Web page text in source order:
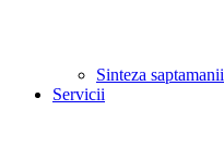
Sinteza saptamanii
Servicii